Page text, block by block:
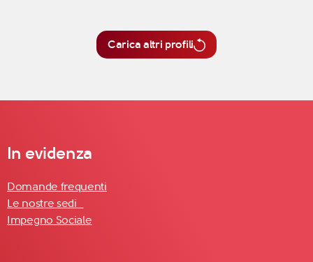
Carica altri profili
In evidenza
Domande frequenti
Le nostre sedi
Impegno Sociale